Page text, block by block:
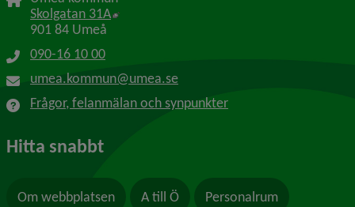
Skolgatan 31A Länk till annan webbplats, öppnas i nytt
901 84 Umeå
090-16 10 00
umea.kommun@umea.se
Frågor, felanmälan och synpunkter
Hitta snabbt
Om webbplatsen A till Ö Personalrum